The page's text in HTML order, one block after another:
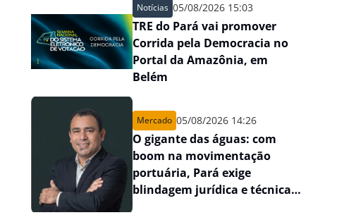
Notícias 05/08/2026 15:03
TRE do Pará vai promover
Corrida pela Democracia no
Portal da Amazônia, em
Belém
Mercado 05/08/2026 14:26
O gigante das águas: com
boom na movimentação
portuária, Pará exige
blindagem jurídica e técnica
em grandes riscos logísticos